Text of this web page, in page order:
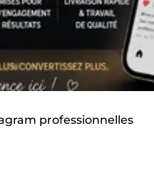
professionnelles